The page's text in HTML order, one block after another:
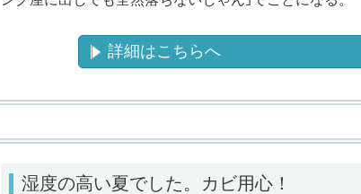
詳細はこちらへ
湿度の高い夏でした。カビ用心！